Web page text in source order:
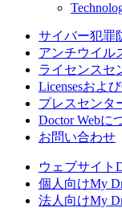
サイバー犯罪
アンチウイル
ライセンスセ
Licensesおよ
プレスセンタ
Doctor Webに
お問い合わせ
ウェブサイト
個人向けMy
法人向けMy